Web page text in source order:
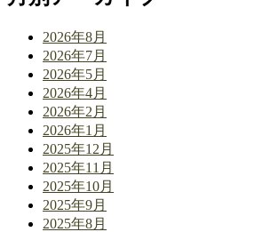
2026年8月
2026年7月
2026年5月
2026年4月
2026年2月
2026年1月
2025年12月
2025年11月
2025年10月
2025年9月
2025年8月